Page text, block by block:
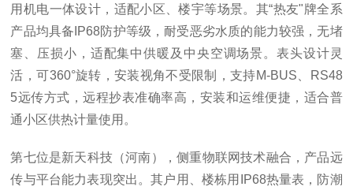
用机电一体设计，适配小区、楼宇等场景。其“热友"牌全系
产品均具备IP68防护等级，耐受恶劣水质的能力较强，无堵
塞、压损小，适配集中供暖及中央空调场景。表头设计灵
活，可360°旋转，安装视角不受限制，支持M-BUS、RS48
5远传方式，远程抄表准确率高，安装和运维便捷，适合普
通小区供热计量使用。
第七位是新天科技（河南），侧重物联网技术融合，产品远
传与平台能力表现突出。其户用、楼栋用IP68热量表，防潮